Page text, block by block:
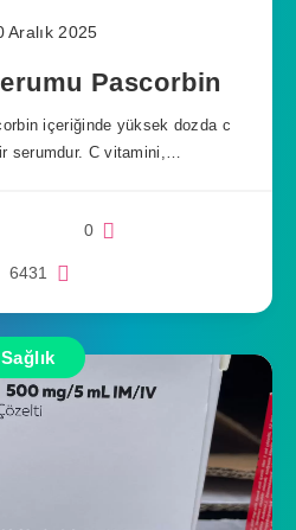
Aralık 2025
Pascorbin
içeriğinde yüksek dozda c
serumdur. C vitamini,…
0
6431
Sağlık